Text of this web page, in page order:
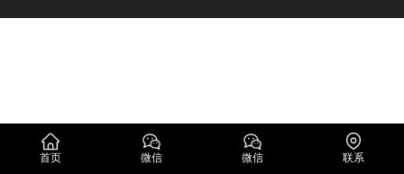
首页 微信 微信 联系